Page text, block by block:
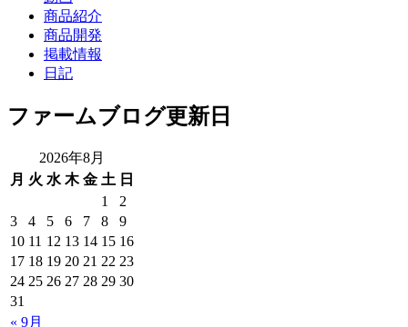
商品紹介
商品開発
掲載情報
日記
ファームブログ更新日
2026年8月
月 火 水 木 金 土 日
« 9月
1
2
3
4 5 6 7 8
9
10 11 12 13 14 15 16
17 18 19 20 21 22 23
24 25 26 27 28 29 30
31